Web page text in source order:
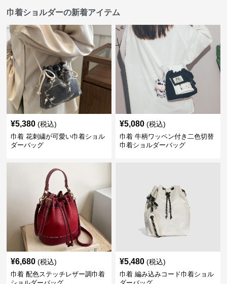
巾着ショルダーの新着アイテム
¥5,380 (税込)
巾着 花刺繍が可愛い巾着ショル
ダーバッグ
¥5,080 (税込)
巾着 牛柄ワッペン付き二色切替
巾着ショルダーバッグ
¥6,680 (税込)
巾着 配色ステッチレザー調巾着
¥5,480 (税込)
巾着 編み込みコード巾着ショル